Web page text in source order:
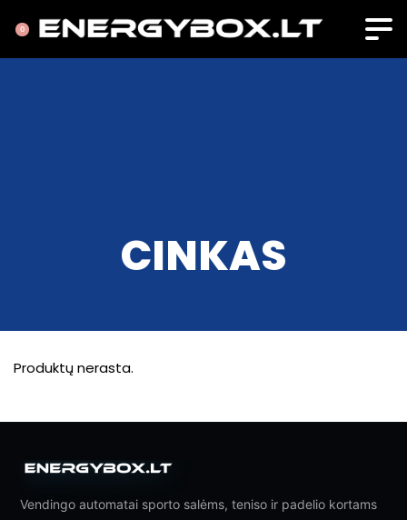
0
CINKAS
Produktų nerasta.
Vendingo automatai sporto salėms, teniso ir padelio kortams